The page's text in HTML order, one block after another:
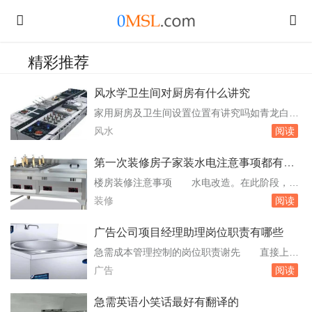
精彩推荐
风水学卫生间对厨房有什么讲究
家用厨房及卫生间设置位置有讲究吗如青龙白虎
什么的 在风水学中，厨房和卫生间的设置位
的一些建议：卫生间的位置：一般来说，卫生间
间属水，水入火地被认为是不吉利的。此外，卫
生间也不能设在家宅的中心，因为中心属土，而
风水 阅读
第一次装修房子家装水电注意事项都有哪
些
楼房装修注意事项 水电改造。在此阶段，可
以先对厨房进行测量，确定橱柜尺寸，并检查上
工：木工包括吊顶、木门、家具等，需要注意尺
漆和家具上漆等。以上就是楼房装修时需要注意
的一些重要事项。希望这。装修房子水电改造注
装修 阅读
广告公司项目经理助理岗位职责有哪些
急需成本管理控制的岗位职责谢先 直接上
级：营销总经理三、直接下属：经理助理、两广
主管、外贸主管、广告主管、片区主管。对公司
广告 阅读
急需英语小笑话最好有翻译的